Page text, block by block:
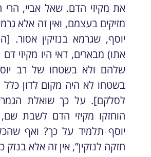
את מקיזי הדם. שאל אביי, הרי
מזיקים בעצמם, ואין זה אלא
יוסף, שגרמא בנזיקין אסור.
אתו) מבארים, דאי היו מקיזי
שלהם ולא בשטחו של רב
בשטחו לא היה מקום לדון כלל
לסלקם]. על כך שואלת
הוחזקו מקיזי הדם לשבת שם,
יוסף תלמיד על כך? ואף
חזקה לנזקין”, אין זה אלא בנזק